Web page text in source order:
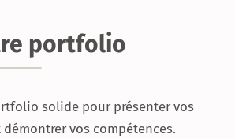
portfolio
solide pour présenter vos
vos compétences.